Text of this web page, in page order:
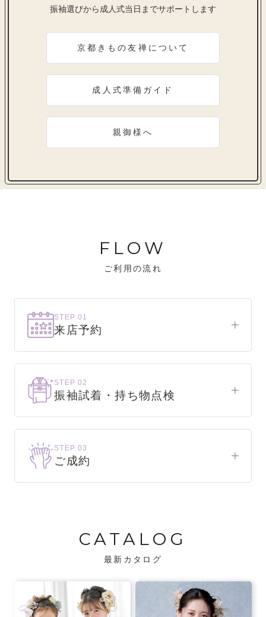
振袖選びから成人式当日までサポートします
京都きもの友禅について
成人式準備ガイド
親御様へ
FLOW
ご利用の流れ
STEP 01
来店予約
まずはお気軽にご来店ください。
STEP 02
振袖試着・持ち物点検
お気に入りの振袖が見つかるまで、何着でも
試着できます。
・振袖コンシェルジュが、振袖に合う小物や
バッグでお嬢様らしいコーディネートをご
STEP 03
ご成約
CATALOG
最新カタログ